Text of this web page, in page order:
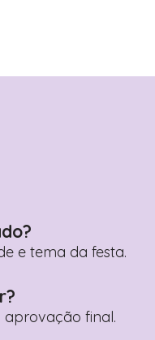
e tema da festa.
aprovação final.